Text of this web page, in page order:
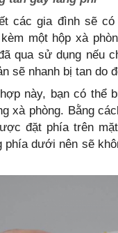
các gia đình sẽ có
một hộp xà
qua sử dụng nếu
sẽ nhanh bị tan do
này, bạn có thể
xà phòng. Bằng
đặt phía trên
phía dưới nên sẽ